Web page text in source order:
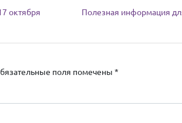
октября
Полезная информация
поля помечены *